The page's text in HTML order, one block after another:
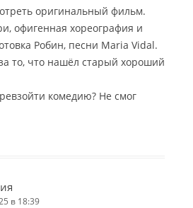
оригинальный фильм.
офигенная хореография и
Робин, песни Maria Vidal.
то, что нашёл старый хороший
комедию? Не смог
в 18:39